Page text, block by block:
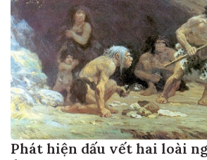
Phát hiện dấu vết hai loài